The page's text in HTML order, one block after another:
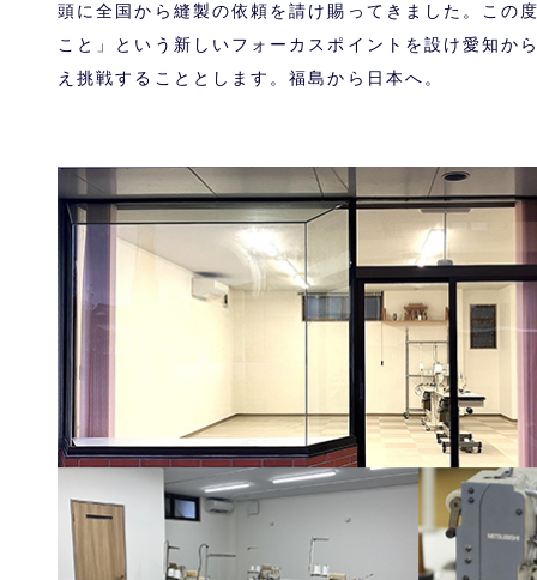
頭に全国から縫製の依頼を請け賜ってきました。この
こと」という新しいフォーカスポイントを設け愛知か
え挑戦することとします。福島から日本へ。